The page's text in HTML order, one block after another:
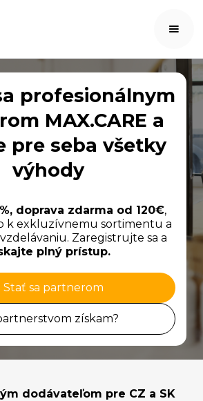
profesionálnym
MAX.CARE a
pre seba všetky
výhody
doprava zdarma od 120€,
k exkluzívnemu sortimentu a
Zaregistrujte sa a
plný prístup.
Stať sa partnerom
získam?
dodávateľom pre CZ a SK